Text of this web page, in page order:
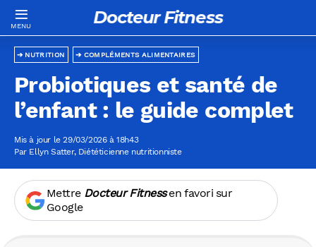
Docteur Fitness
COMPLÉMENTS ALIMENTAIRES
NUTRITION
Probiotiques et santé de
l’enfant : le guide complet
Mis à jour le 29/03/2026 à 18h43
Par Ellyn Satter, Diététicienne nutritionniste
Mettre Docteur Fitnessen favori sur
Google